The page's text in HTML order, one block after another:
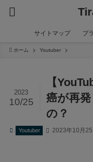
サイトマップ プ
ホーム Youtuber
【
癌が再
の？
2023
10/25
Youtuber 2023年10月25